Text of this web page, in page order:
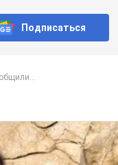
Подписаться